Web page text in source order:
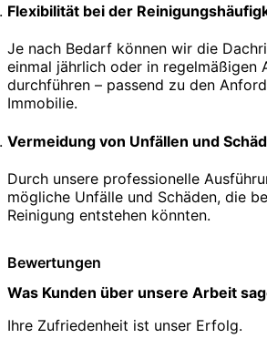
Flexibilität bei der
Je nach Bedarf können wir die
einmal jährlich oder in regelmäßigen
durchführen – passend zu den
Immobilie.
Vermeidung von Unfällen und
Durch unsere professionelle
mögliche Unfälle und Schäden, die
Reinigung entstehen könnten.
Bewertungen
Was Kunden über unsere Arbeit
Ihre Zufriedenheit ist unser Erfolg.